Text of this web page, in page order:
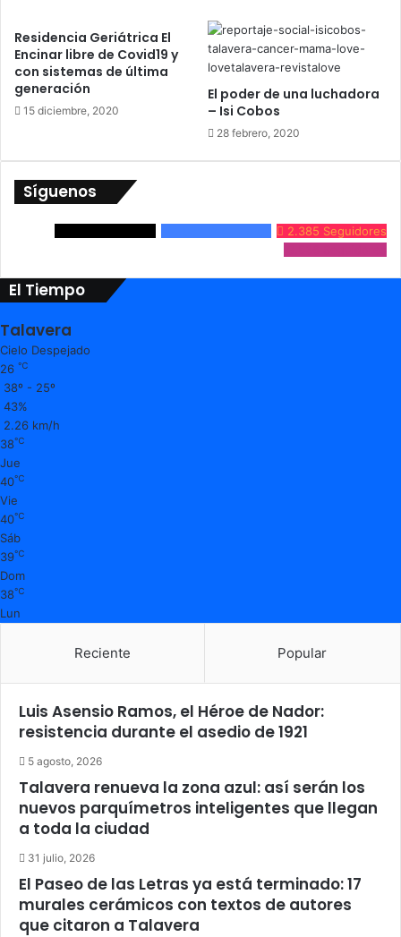
Residencia Geriátrica El
Encinar libre de Covid19 y
con sistemas de última
generación
15 diciembre, 2020
El poder de una luchadora
– Isi Cobos
28 febrero, 2020
Síguenos
2.385 Seguidores
El Tiempo
Talavera
Cielo Despejado
26 ℃
38º - 25º
43%
2.26 km/h
38℃
Jue
40℃
Vie
40℃
Sáb
39℃
Dom
38℃
Lun
Reciente Popular
Luis Asensio Ramos, el Héroe de Nador:
resistencia durante el asedio de 1921
5 agosto, 2026
Talavera renueva la zona azul: así serán los
nuevos parquímetros inteligentes que llegan
a toda la ciudad
31 julio, 2026
El Paseo de las Letras ya está terminado: 17
murales cerámicos con textos de autores
que citaron a Talavera